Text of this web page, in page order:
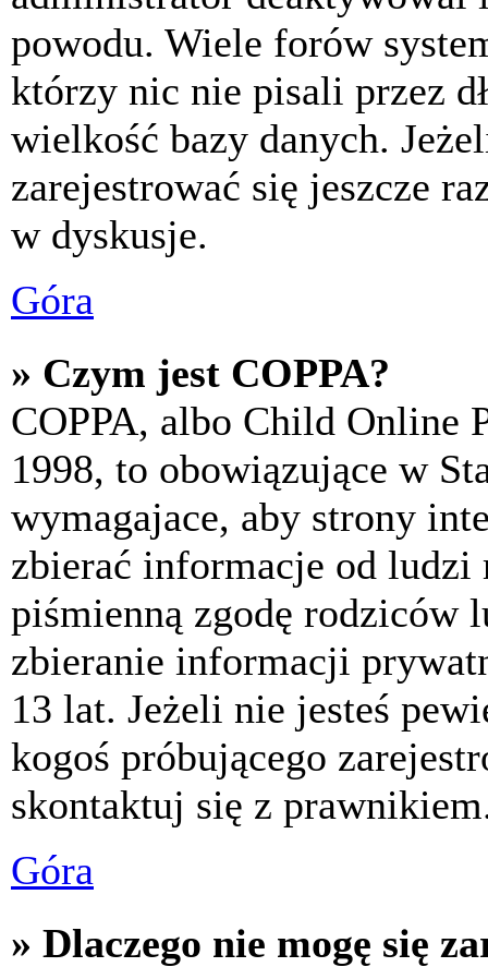
powodu. Wiele forów
którzy nic nie pisali przez
wielkość bazy danych.
zarejestrować się jeszcze
w dyskusje.
Góra
» Czym jest COPPA?
COPPA, albo Child Online
1998, to obowiązujące w
wymagajace, aby strony
zbierać informacje od
piśmienną zgodę rodziców
zbieranie informacji
13 lat. Jeżeli nie jesteś
kogoś próbującego
skontaktuj się z
Góra
» Dlaczego nie mogę się